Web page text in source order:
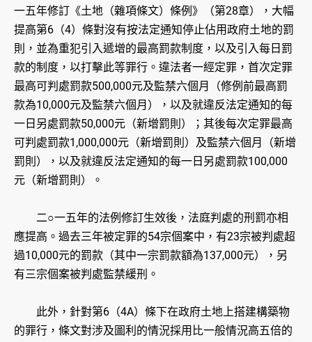
一五年修訂《土地（雜項條文）條例》（第28章），大幅
提高第6（4）條對沒有按法定通知停止佔用政府土地的罰
則，並為重犯引入遞增的最高罰款制度，以及引入每日罰
款的制度，以打擊此等罪行。違法者一經定罪，首次定罪
最高可判處罰款500,000元及監禁六個月（修例前最高罰
款為10,000元及監禁六個月），以及就違反法定通知的每
一日另處罰款50,000元（新增罰則）；其後每次定罪最高
可判處罰款1,000,000元（新增罰則）及監禁六個月（新增
罰則），以及就違反法定通知的每一日另處罰款100,000
元（新增罰則）。
二○一五年的法例修訂生效後，法庭判處的刑罰亦相
應提高。過去三年被定罪的54宗個案中，有23宗被判處超
過10,000元的罰款（其中一宗罰款額為137,000元），另
有三宗個案被判處監禁緩刑。
此外，針對第6（4A）條下在政府土地上搭建構築物
的罪行，條文對涉及圖利的情況採用比一般情況高五倍的